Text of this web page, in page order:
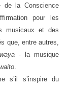
de la Conscience
pour les
musicaux et des
que, entre autres,
- la musique
s’il s’inspire du